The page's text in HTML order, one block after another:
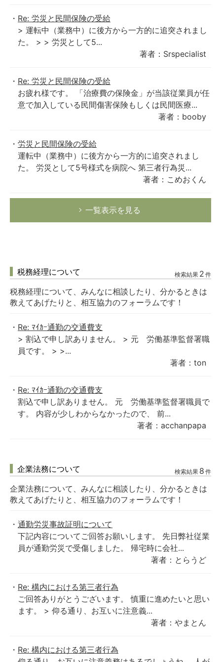
Re: 労災と民間保険の受給
> 運転中（業務中）に後方から一方的に追突されまし
た。 > > 労災として5...
著者：Srspecialist
Re: 労災と民間保険の受給
お疲れ様です。 「治療費の保険金」が当該従業員が任
意で加入している民間傷害保険もしくは民間医療...
著者：booby
労災と民間保険の受給
運転中（業務中）に後方から一方的に追突されまし
た。 労災として5号様式を病院へ 第三者行為災...
著者：こめおくん
一覧表示を見る
税務経理について 検索結果 2 件
税務経理について、みんなに相談したり、分かるときは
教えてあげたりと、相互協力のフォーラムです！
Re: ﾏｲｶｰ通勤の交通費支
> 割込で申し訳ありません。 > 元 労働基準監督署職
員です。 > >...
著者：ton
Re: ﾏｲｶｰ通勤の交通費支
割込で申し訳ありません。 元 労働基準監督署職員で
す。 内容が少しわからなかったので、 前...
著者：acchanpapa
企業法務について 検索結果 8 件
企業法務について、みんなに相談したり、分かるときは
教えてあげたりと、相互協力のフォーラムです！
通勤労災事故証明について
下記内容についてご回答お願いします。 先日弊社従業
員が通勤労災で受傷しました。 帰宅時に会社...
著者：とらうど
Re: 構内における第三者行為
ご回答ありがとうございます。 慎重に進めたいと思い
ます。 > 仰る通り、お互いに注意義...
著者：やまとん
Re: 構内における第三者行為